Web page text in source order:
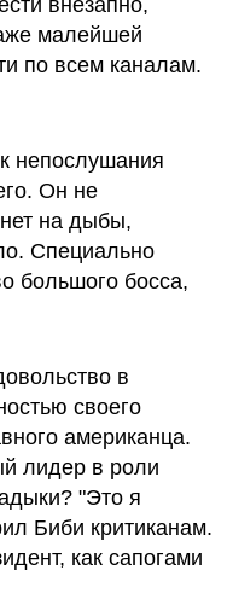
внезапно,
малейшей
по всем каналам.
непослушания
Он не
на дыбы,
Специально
большого босса,
в
своего
американца.
лидер в роли
"Это я
Биби критиканам.
как сапогами